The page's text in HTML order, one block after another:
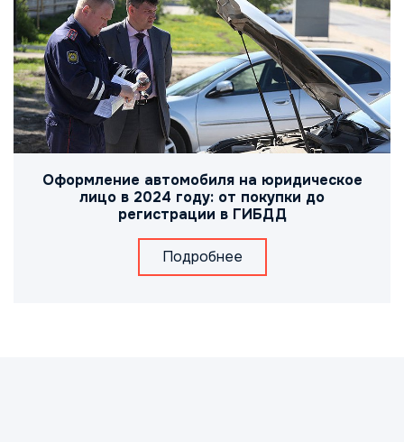
Оформление автомобиля на юридическое
лицо в 2024 году: от покупки до
регистрации в ГИБДД
Подробнее